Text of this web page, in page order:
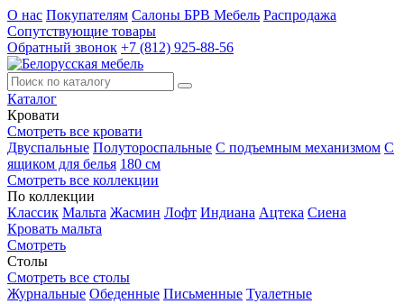
О нас Покупателям Салоны БРВ Мебель Распродажа
Сопутствующие товары
Обратный звонок +7 (812) 925-88-56
Каталог
Кровати
Смотреть все кровати
Двуспальные Полутороспальные С подъемным механизмом С
ящиком для белья 180 см
Смотреть все коллекции
По коллекции
Классик Мальта Жасмин Лофт Индиана Ацтека Сиена
Кровать мальта
Смотреть
Столы
Смотреть все столы
Журнальные Обеденные Письменные Туалетные